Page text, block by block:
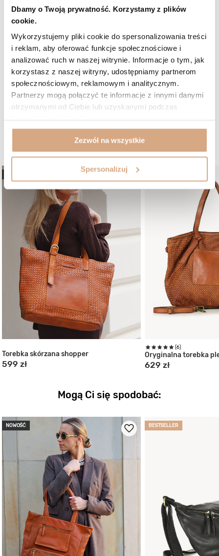
Dbamy o Twoją prywatność. Korzystamy z plików
cookie.
Wykorzystujemy pliki cookie do spersonalizowania treści
i reklam, aby oferować funkcje społecznościowe i
analizować ruch w naszej witrynie. Informacje o tym, jak
korzystasz z naszej witryny, udostępniamy partnerom
społecznościowym, reklamowym i analitycznym.
Partnerzy mogą połączyć te informacje z innymi danymi
otrzymanymi od Ciebie lub uzyskanymi podczas
Zezwól na wszystkie
Spersonalizuj
Opinia potwierdzona zakupem
Odcień: czarny 2026-06-27
wykonanie. Wygodna i funkcjonalna. Na pewno skuszę się na
jeszcze inne modele. Szczerze polecam.
Małgorzata, Kazimierza Wielka
Czy opinia była pomocna?
W podobnym kolorze:
Torebka skórzana shopper
599 zł
(6)
Oryginalna torebka
629 zł
Mogą Ci się spodobać:
NOWOŚĆ BESTSELLER